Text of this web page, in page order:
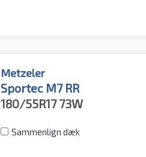
Metzeler
Sportec M7 RR
180/55R1773W
Sammenlign dæk